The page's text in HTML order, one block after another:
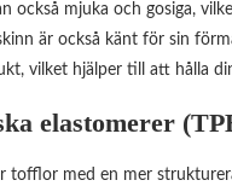
också mjuka och gosiga,
är också känt för sin
vilket hjälper till att hålla
elastomerer
tofflor med en mer